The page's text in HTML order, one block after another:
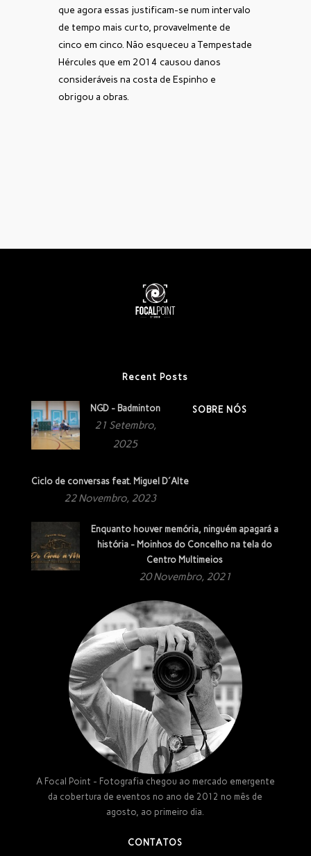
que agora essas justificam-se num intervalo
de tempo mais curto, provavelmente de
cinco em cinco. Não esqueceu a Tempestade
Hércules que em 2014 causou danos
consideráveis na costa de Espinho e
obrigou a obras.
Recent Posts
NGD - Badminton
21 Setembro,
2025
Ciclo de conversas feat. Miguel D´Alte
22 Novembro, 2023
Enquanto houver memória, ninguém apagará a
história - Moinhos do Concelho na tela do
Centro Multimeios
20 Novembro, 2021
SOBRE NÓS
A Focal Point - Fotografia chegou ao mercado emergente
da cobertura de eventos no ano de 2012 no mês de
agosto, ao primeiro dia.
CONTATOS